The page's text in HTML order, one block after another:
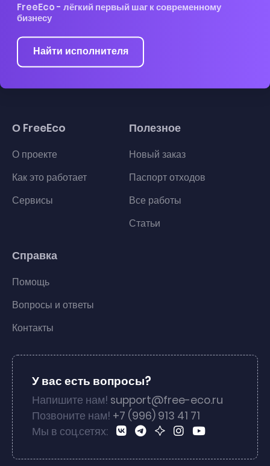
FreeEco - лёгкий первый шаг к современному
бизнесу
Найти исполнителя
О FreeEco
О проекте
Как это работает
Сервисы
Полезное
Новый заказ
Паспорт отходов
Все работы
Статьи
Справка
Помощь
Вопросы и ответы
Контакты
У вас есть вопросы?
Напишите нам! support@free-eco.ru
Позвоните нам! +7 (996) 913 41 71
Мы в соц.сетях: